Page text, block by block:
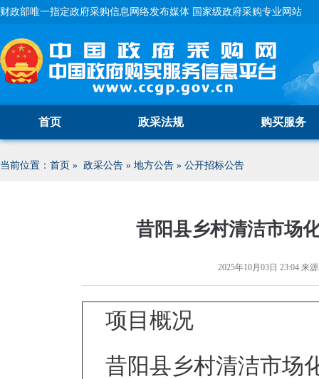
财政部唯一指定政府采购信息网络发布媒体 国家级政府采购专业网站
首页 政采法规 购买服务
当前位置： 首页 » 政采公告 » 地方公告 » 公开招标公告
昔阳县乡村清洁市场
2025年10月03日 23:04 来
项目
昔阳县乡村清洁市场